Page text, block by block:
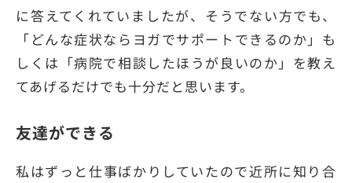
に答えてくれていましたが、そうでない方でも、
「どんな症状ならヨガでサポートできるのか」も
しくは「病院で相談したほうが良いのか」を教え
てあげるだけでも十分だと思います。
友達ができる
私はずっと仕事ばかりしていたので近所に知り合